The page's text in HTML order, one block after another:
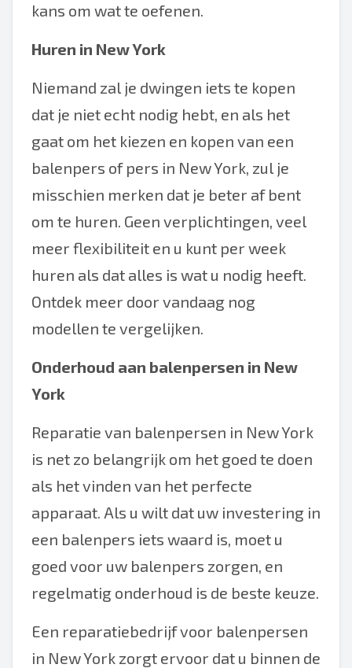
kans om wat te oefenen.
Huren in New York
Niemand zal je dwingen iets te kopen
dat je niet echt nodig hebt, en als het
gaat om het kiezen en kopen van een
balenpers of pers in New York, zul je
misschien merken dat je beter af bent
om te huren. Geen verplichtingen, veel
meer flexibiliteit en u kunt per week
huren als dat alles is wat u nodig heeft.
Ontdek meer door vandaag nog
modellen te vergelijken.
Onderhoud aan balenpersen in New
York
Reparatie van balenpersen in New York
is net zo belangrijk om het goed te doen
als het vinden van het perfecte
apparaat. Als u wilt dat uw investering in
een balenpers iets waard is, moet u
goed voor uw balenpers zorgen, en
regelmatig onderhoud is de beste keuze.
Een reparatiebedrijf voor balenpersen
in New York zorgt ervoor dat u binnen de